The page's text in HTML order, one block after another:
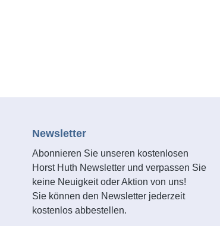
Newsletter
Abonnieren Sie unseren kostenlosen
Horst Huth Newsletter und verpassen Sie
keine Neuigkeit oder Aktion von uns!
Sie können den Newsletter jederzeit
kostenlos abbestellen.